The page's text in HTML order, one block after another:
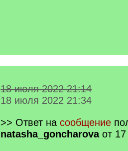
18 июля 2022 21:14
18 июля 2022 21:34
>> Ответ на сообщение
natasha_goncharovaот 17